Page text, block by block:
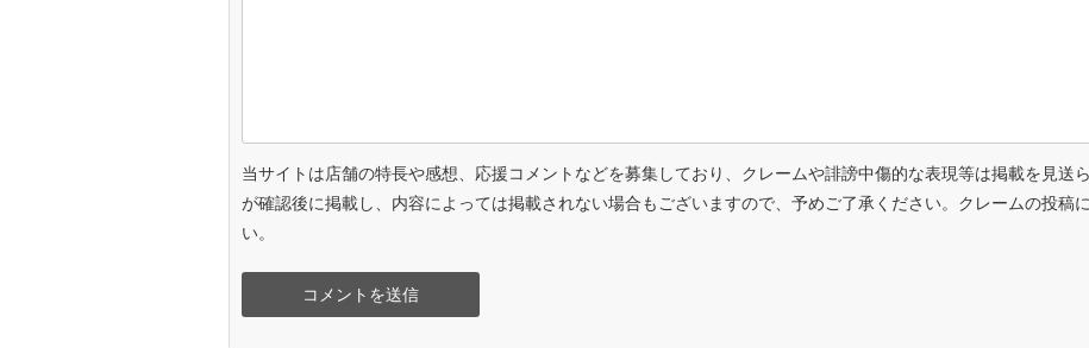
当サイトは店舗の特長や感想、応援コメントなどを募集しており、クレームや誹謗中傷的な表現等は掲載を見送
が確認後に掲載し、内容によっては掲載されない場合もございますので、予めご了承ください。クレームの投稿
い。